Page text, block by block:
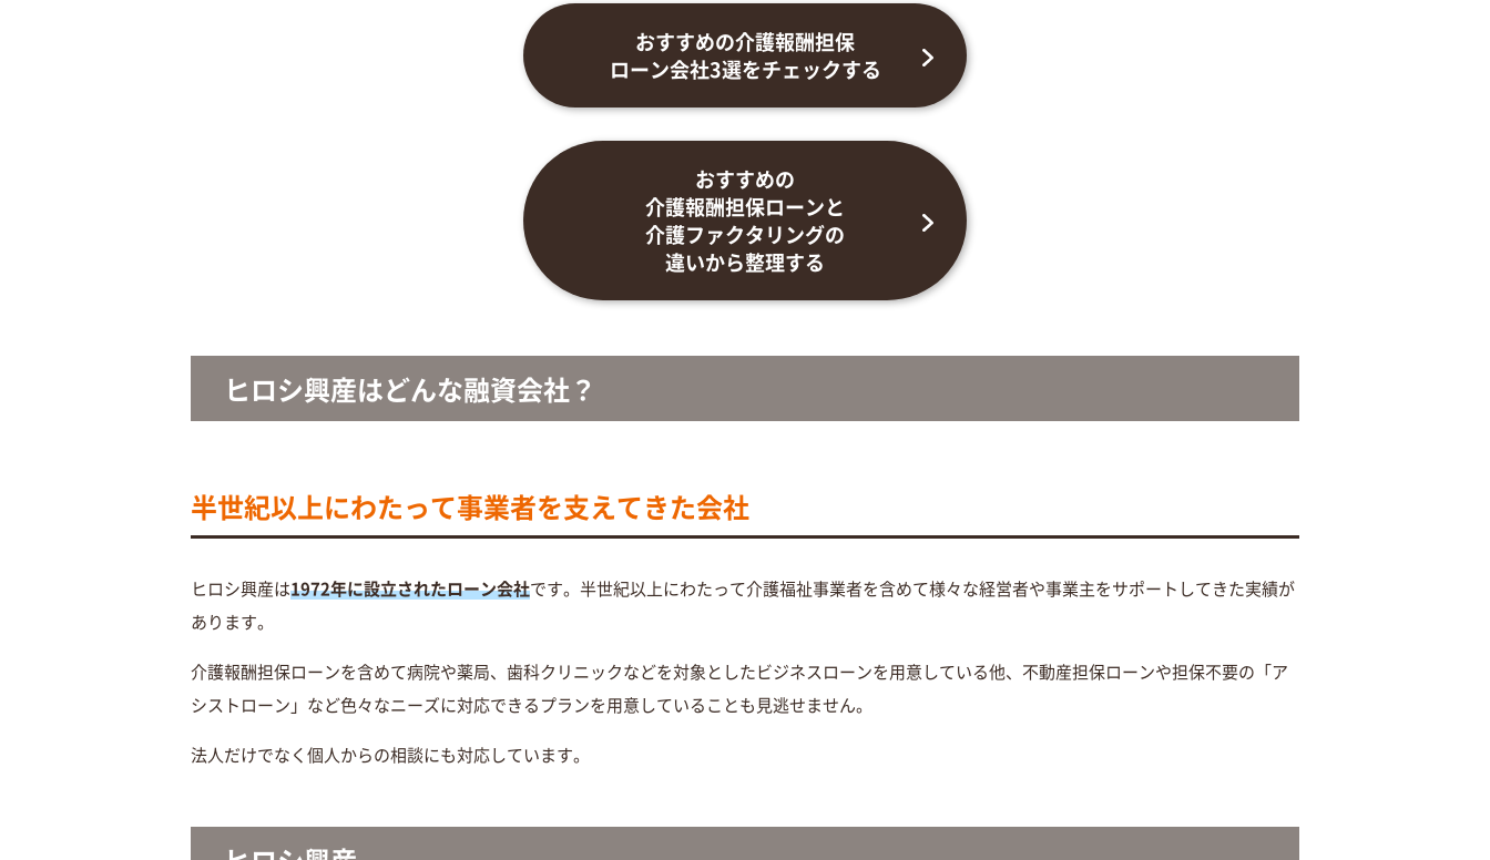
おすすめの介護報酬担保
ローン会社3選をチェックする
おすすめの
介護報酬担保ローンと
介護ファクタリングの
違いから整理する
ヒロシ興産はどんな融資会社？
半世紀以上にわたって事業者を支えてきた会社
ヒロシ興産は1972年に設立されたローン会社です。半世紀以上にわたって介護福祉事業者を含めて様々な経営者や事業主をサポートしてきた実績が
あります。
介護報酬担保ローンを含めて病院や薬局、歯科クリニックなどを対象としたビジネスローンを用意している他、不動産担保ローンや担保不要の「ア
シストローン」など色々なニーズに対応できるプランを用意していることも見逃せません。
法人だけでなく個人からの相談にも対応しています。